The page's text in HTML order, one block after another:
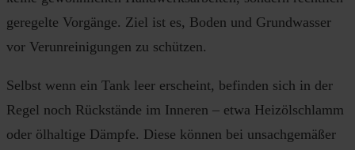
geregelte Vorgänge. Ziel ist es, Boden und Grundwasser
vor Verunreinigungen zu schützen.
Selbst wenn ein Tank leer erscheint, befinden sich in der
Regel noch Rückstände im Inneren – etwa Heizölschlamm
oder ölhaltige Dämpfe. Diese können bei unsachgemäßer